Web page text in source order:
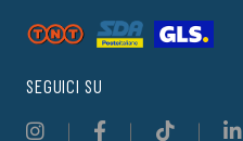
SEGUICI SU